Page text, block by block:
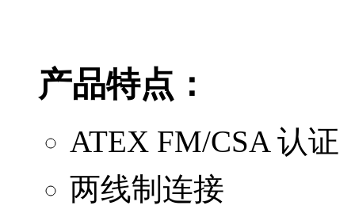
产品特点：
ATEX FM/CSA 认证
两线制连接